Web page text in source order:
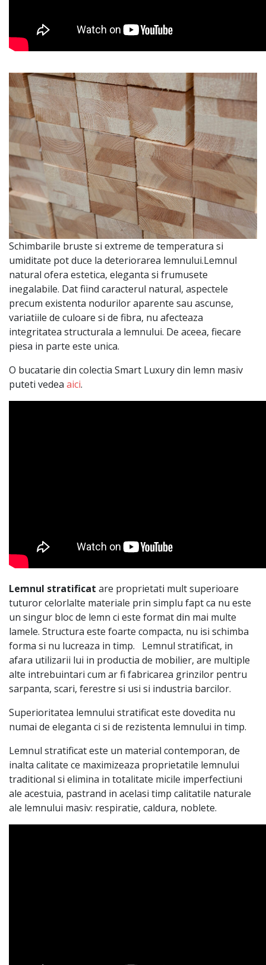
Schimbarile bruste si extreme de temperatura si
umiditate pot duce la deteriorarea lemnului.Lemnul
natural ofera estetica, eleganta si frumusete
inegalabile. Dat fiind caracterul natural, aspectele
precum existenta nodurilor aparente sau ascunse,
variatiile de culoare si de fibra, nu afecteaza
integritatea structurala a lemnului. De aceea, fiecare
piesa in parte este unica.
O bucatarie din colectia Smart Luxury din lemn masiv
puteti vedea aici.
Lemnul stratificat are proprietati mult superioare
tuturor celorlalte materiale prin simplu fapt ca nu este
un singur bloc de lemn ci este format din mai multe
lamele. Structura este foarte compacta, nu isi schimba
forma si nu lucreaza in timp. Lemnul stratificat, in
afara utilizarii lui in productia de mobilier, are multiple
alte intrebuintari cum ar fi fabricarea grinzilor pentru
sarpanta, scari, ferestre si usi si industria barcilor.
Superioritatea lemnului stratificat este dovedita nu
numai de eleganta ci si de rezistenta lemnului in timp.
Lemnul stratificat este un material contemporan, de
inalta calitate ce maximizeaza proprietatile lemnului
traditional si elimina in totalitate micile imperfectiuni
ale acestuia, pastrand in acelasi timp calitatile naturale
ale lemnului masiv: respiratie, caldura, noblete.